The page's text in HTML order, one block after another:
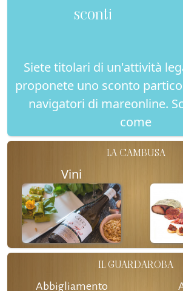
sconti
Siete titolari di un'attività
proponete uno sconto
navigatori di mareonline.
come
LA CAMBUSA
Vini
IL GUARDAROBA
Abbigliamento